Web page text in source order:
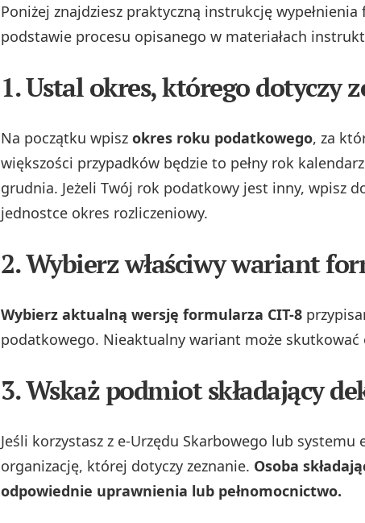
Poniżej znajdziesz praktyczną instrukcję wypełnienia
podstawie procesu opisanego w materiałach
1. Ustal okres, którego dotyczy
Na początku wpisz okres roku podatkowego, za
większości przypadków będzie to pełny rok
grudnia. Jeżeli Twój rok podatkowy jest inny, wpisz
jednostce okres rozliczeniowy.
2. Wybierz właściwy wariant
Wybierz aktualną wersję formularza CIT-8
podatkowego. Nieaktualny wariant może skutkować
3. Wskaż podmiot składający
Jeśli korzystasz z e-Urzędu Skarbowego lub
organizację, której dotyczy zeznanie. Osoba
odpowiednie uprawnienia lub pełnomocnictwo.